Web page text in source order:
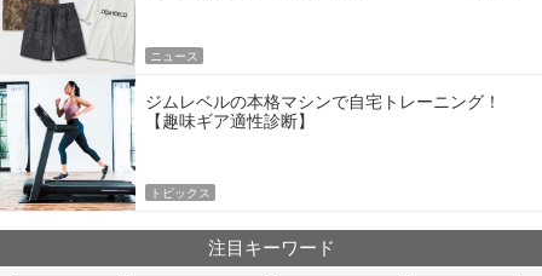
ニュース
ジムレベルの本格マシンで自宅トレーニング！
【趣味ギア適性診断】
トピックス
注目キーワード